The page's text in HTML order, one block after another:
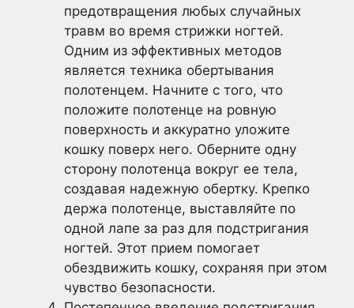
предотвращения любых случайных
травм во время стрижки ногтей.
Одним из эффективных методов
является техника обертывания
полотенцем. Начните с того, что
положите полотенце на ровную
поверхность и аккуратно уложите
кошку поверх него. Оберните одну
сторону полотенца вокруг ее тела,
создавая надежную обертку. Крепко
держа полотенце, выставляйте по
одной лапе за раз для подстригания
ногтей. Этот прием помогает
обездвижить кошку, сохраняя при этом
чувство безопасности.